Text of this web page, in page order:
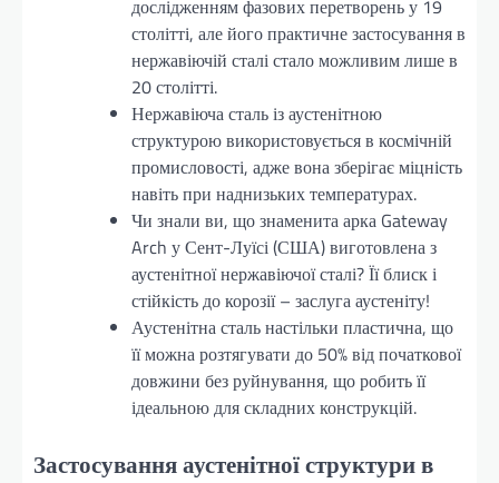
дослідженням фазових перетворень у 19
столітті, але його практичне застосування в
нержавіючій сталі стало можливим лише в
20 столітті.
Нержавіюча сталь із аустенітною
структурою використовується в космічній
промисловості, адже вона зберігає міцність
навіть при наднизьких температурах.
Чи знали ви, що знаменита арка Gateway
Arch у Сент-Луїсі (США) виготовлена з
аустенітної нержавіючої сталі? Її блиск і
стійкість до корозії – заслуга аустеніту!
Аустенітна сталь настільки пластична, що
її можна розтягувати до 50% від початкової
довжини без руйнування, що робить її
ідеальною для складних конструкцій.
Застосування аустенітної структури в